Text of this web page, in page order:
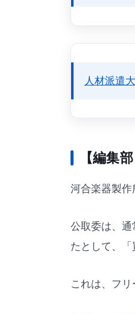
人材派遣
【編集
河合楽器製作
公取委は、通
たとして、「
これは、フ